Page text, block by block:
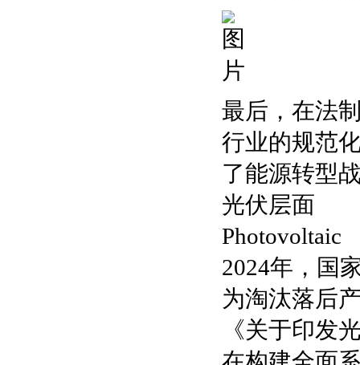
最后，在法
行业的规范
了能源转型
光伏层面
Photovoltaic
2024年，国
为淘汰落后
《关于印发